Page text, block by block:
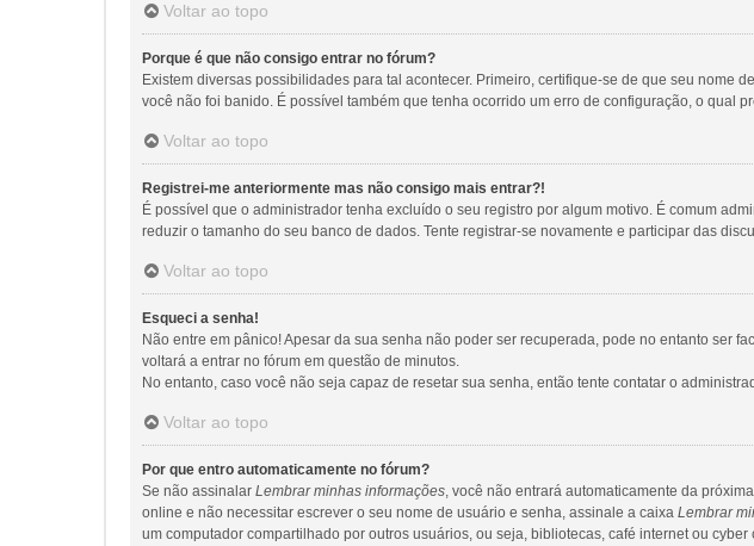
Voltar ao topo
Porque é que não consigo entrar no fórum?
Existem diversas possibilidades para tal acontecer. Primeiro, certifique-se de que seu nome
você não foi banido. É possível também que tenha ocorrido um erro de configuração, o qual
Voltar ao topo
Registrei-me anteriormente mas não consigo mais entrar?!
É possível que o administrador tenha excluído o seu registro por algum motivo. É comum
reduzir o tamanho do seu banco de dados. Tente registrar-se novamente e participar das
Voltar ao topo
Esqueci a senha!
Não entre em pânico! Apesar da sua senha não poder ser recuperada, pode no entanto ser
voltará a entrar no fórum em questão de minutos.
No entanto, caso você não seja capaz de resetar sua senha, então tente contatar o
Voltar ao topo
Por que entro automaticamente no fórum?
Se não assinalar Lembrar minhas informações, você não entrará automaticamente da
online e não necessitar escrever o seu nome de usuário e senha, assinale a caixa Lembrar
um computador compartilhado por outros usuários, ou seja, bibliotecas, café internet ou